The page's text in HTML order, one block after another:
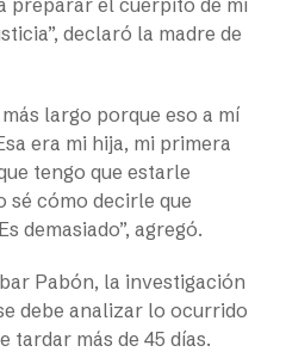
declaró la madre de
largo porque eso a mí
era mi hija, mi primera
tengo que estarle
sé cómo decirle que
demasiado”, agregó.
Pabón, la investigación
debe analizar lo ocurrido
tardar más de 45 días.